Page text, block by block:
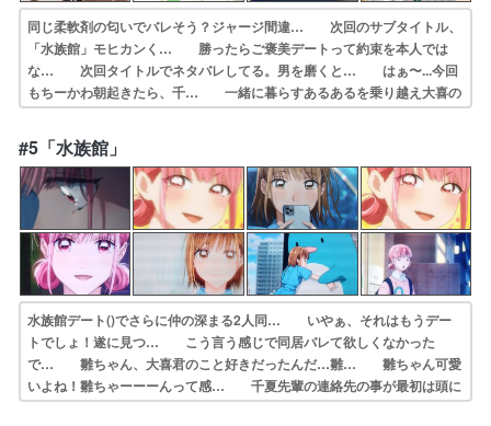
同じ柔軟剤の匂いでバレそう？ジャージ間違… 次回のサブタイトル、
「水族館」モヒカンく… 勝ったらご褒美デートって約束を本人では
な… 次回タイトルでネタバレしてる。男を磨くと… はぁ〜...今回
もちーかわ朝起きたら、千… 一緒に暮らすあるあるを乗り越え大喜の
心持… 絵とアニメーションが綺麗個人的にはメイン… 千夏先輩本
当良い子…そして可愛い！！！大… バド部の公式戦が始まった！大喜
君と祥一郎… 大喜は千夏に対し少し嫌な言い方をしてしま…
#5「水族館」
水族館デート()でさらに仲の深まる2人同… いやぁ、それはもうデー
トでしょ！遂に見つ… こう言う感じで同居バレて欲しくなかった
で… 雛ちゃん、大喜君のこと好きだったんだ…雛… 雛ちゃん可愛
いよね！雛ちゃーーーんって感… 千夏先輩の連絡先の事が最初は頭に
あったか… 秋アニメ一言だけ感想しますあの初々しい感… パッと